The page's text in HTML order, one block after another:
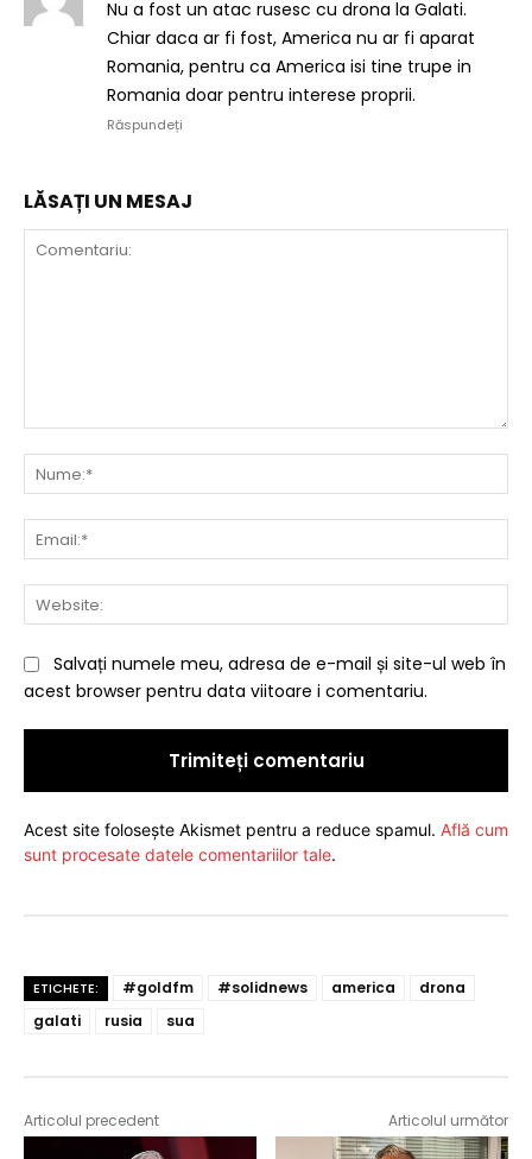
Nu a fost un atac rusesc cu drona la Galati.
Chiar daca ar fi fost, America nu ar fi aparat
Romania, pentru ca America isi tine trupe in
Romania doar pentru interese proprii.
Răspundeți
LĂSAȚI UN MESAJ
Salvați numele meu, adresa de e-mail și site-ul web în
acest browser pentru data viitoare i comentariu.
Acest site folosește Akismet pentru a reduce spamul. Află cum
sunt procesate datele comentariilor tale.
ETICHETE: #goldfm #solidnews america
drona
galati
rusia sua
Articolul precedent Articolul următor